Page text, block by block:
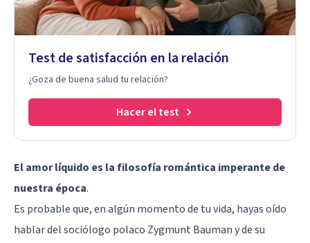
Test de satisfacción en la relación
¿Goza de buena salud tu relación?
Hacer el test
El amor líquido es la filosofía romántica imperante de
nuestra época.
Es probable que, en algún momento de tu vida, hayas oído
hablar del sociólogo polaco Zygmunt Baumany de su